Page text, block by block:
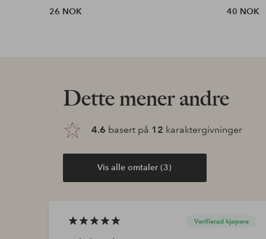
26 NOK
40 NOK
Dette mener andre
4.6 basert på 12 karaktergivninger
Vis alle omtaler (3)
Verifierad kjøpere